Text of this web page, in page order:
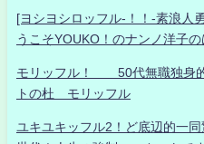
[ヨシヨシロッフル-！！-素浪人
うこそYOUKO！のナンノ洋子
モリッフル！ 50代無職独身的
トの杜 モリッフル
ユキユキッフル2！ど底辺的一